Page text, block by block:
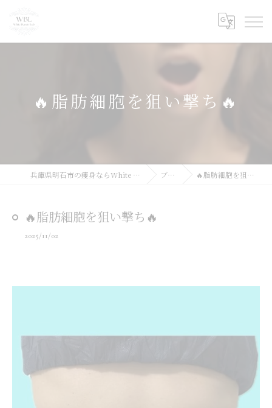
🔥脂肪細胞を狙い撃ち🔥
兵庫県明石市の痩身ならWhite Beauty Lab ブログ 🔥脂肪細胞を狙い撃ち🔥
🔥脂肪細胞を狙い撃ち🔥
2025/11/02